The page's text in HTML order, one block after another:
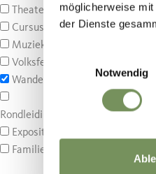
möglicherweise
der Dienste
Notwendig
Theater/Voorstellingen
Cursussen/Scholing
Muziek/Dans
Volksfeesten/Festivals
Wandelingen/Uitstapjes
Rondleidingen/Bezichtigingen
Exposities/Kunst
Familie